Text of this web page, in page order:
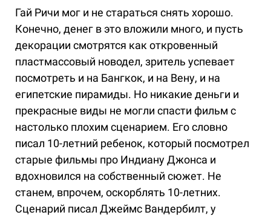
Гай Ричи мог и не стараться снять хорошо.
Конечно, денег в это вложили много, и пусть
декорации смотрятся как откровенный
пластмассовый новодел, зритель успевает
посмотреть и на Бангкок, и на Вену, и на
египетские пирамиды. Но никакие деньги и
прекрасные виды не могли спасти фильм с
настолько плохим сценарием. Его словно
писал 10-летний ребенок, который посмотрел
старые фильмы про Индиану Джонса и
вдохновился на собственный сюжет. Не
станем, впрочем, оскорблять 10-летних.
Сценарий писал Джеймс Вандербилт, у